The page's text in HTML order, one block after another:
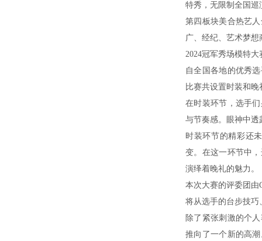
特秀，无限制全国
第四板块美合热艺
广、经纪、艺术梦
2024冠军秀场模特
自全国各地的优秀
比赛共设置时装和
在时装环节，选手
与节奏感。眼神中
时装环节的精彩还
变。在这一环节中
演绎着晚礼的魅力。
本次大赛的评委团
将从选手的台步技
除了紧张刺激的个
推向了一个新的高